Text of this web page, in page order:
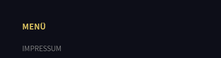
MENÜ
IMPRESSUM